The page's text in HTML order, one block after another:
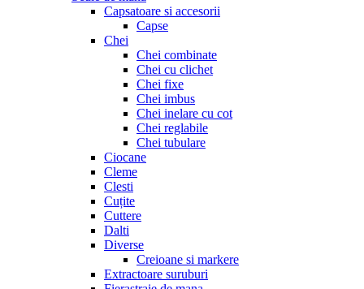
Capsatoare si accesorii
Capse
Chei
Chei combinate
Chei cu clichet
Chei fixe
Chei imbus
Chei inelare cu cot
Chei reglabile
Chei tubulare
Ciocane
Cleme
Clesti
Cuțite
Cuttere
Dalti
Diverse
Creioane si markere
Extractoare suruburi